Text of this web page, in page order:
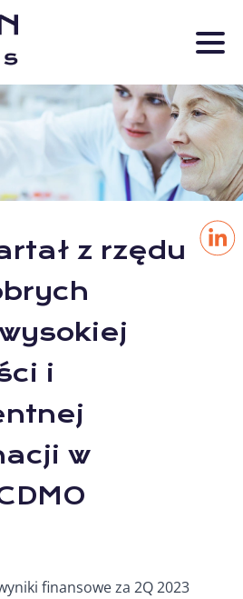
z rzędu
i
w
finansowe za 2Q 2023